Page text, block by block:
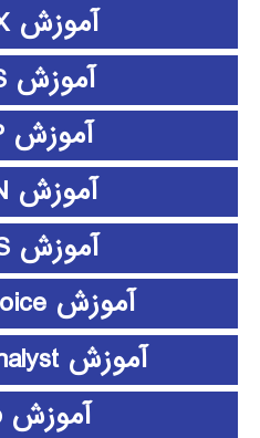
آموزش CPLEX
آموزش EDIUS
آموزش EMTP
آموزش ePLAN
آموزش ETABS
آموزش expert choice
آموزش Frontier Analyst
آموزش github